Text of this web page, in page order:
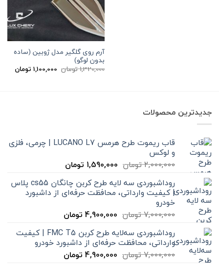
آرم روی گلگیر مدل ژوبین (ساده
بدون لوگو)
1,320,000تومان قیمت
اصلی
1,100,000 تومان
فعلی
جدیدترین محصولات
قاب ریموت طرح هرمس LUCANO L7 | چرمی، فلزی
و لوکس
2,000,000تومان قیمت
2,000,000 تومان
بود.
1,590,000 تومانقیمت
1,590,000 تومان
است.
روداشبوردی سه‌ لایه طرح کربن چانگان cs55 پلاس
| کیفیت وارداتی، محافظت حرفه‌ای از داشبورد
خودرو
7,000,000تومان قیمت
7,000,000 تومان
بود.
4,900,000 تومانقیمت
4,900,000 تومان
است.
روداشبوردی سه‌لایه طرح کربن FMC T5 | کیفیت
وارداتی، محافظت حرفه‌ای از داشبورد خودرو
7,000,000تومان قیمت
4,900,000 تومانقیمت